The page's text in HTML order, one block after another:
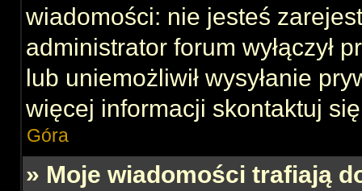
wiadomości: nie jesteś
administrator forum wyłączył
lub uniemożliwił wysyłanie
więcej informacji skontaktuj
Góra
» Moje wiadomości trafiają